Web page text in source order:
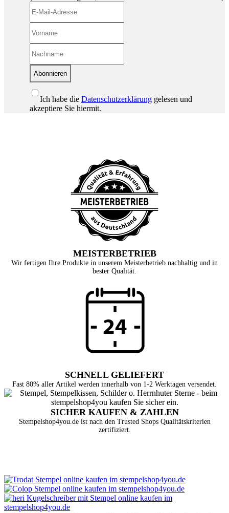
Abonnieren
Ich habe die Datenschutzerklärung gelesen und
akzeptiere Sie hiermit.
MEISTERBETRIEB
Wir fertigen Ihre Produkte in unserem Meisterbetrieb nachhaltig und in
bester Qualität.
SCHNELL GELIEFERT
Fast 80% aller Artikel werden innerhalb von 1-2 Werktagen versendet.
SICHER KAUFEN & ZAHLEN
Stempelshop4you.de ist nach den Trusted Shops Qualitätskriterien
zertifiziert.